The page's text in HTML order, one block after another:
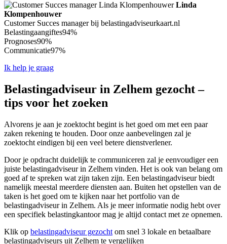
Linda
Klompenhouwer
Customer Succes manager bij belastingadviseurkaart.nl
Belastingaangiftes94%
Prognoses90%
Communicatie97%
Ik help je graag
Belastingadviseur in Zelhem gezocht –
tips voor het zoeken
Alvorens je aan je zoektocht begint is het goed om met een paar
zaken rekening te houden. Door onze aanbevelingen zal je
zoektocht eindigen bij een veel betere dienstverlener.
Door je opdracht duidelijk te communiceren zal je eenvoudiger een
juiste belastingadviseur in Zelhem vinden. Het is ook van belang om
goed af te spreken wat zijn taken zijn. Een belastingadviseur biedt
namelijk meestal meerdere diensten aan. Buiten het opstellen van de
taken is het goed om te kijken naar het portfolio van de
belastingadviseur in Zelhem. Als je meer informatie nodig hebt over
een specifiek belastingkantoor mag je altijd contact met ze opnemen.
Klik op belastingadviseur gezocht om snel 3 lokale en betaalbare
belastingadviseurs uit Zelhem te vergelijken